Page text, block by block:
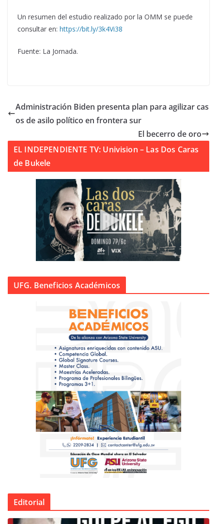
Un resumen del estudio realizado por la OMM se puede
consultar en: https://bit.ly/3k4Vi38
Fuente: La Jornada.
Administración Biden presenta plan para agilizar cas
os de asilo político en frontera sur
El becerro de oro
EL INDEPENDIENTE TV: Univision – Las Dos Caras
de Bukele
UFG. Beneficios Académicos
Editorial